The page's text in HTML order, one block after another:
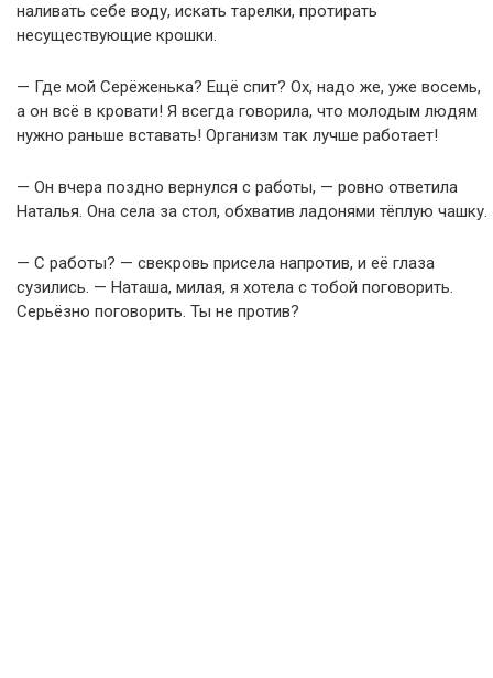
наливать себе воду, искать тарелки, протирать
несуществующие крошки.
— Где мой Серёженька? Ещё спит? Ох, надо же, уже восемь,
а он всё в кровати! Я всегда говорила, что молодым людям
нужно раньше вставать! Организм так лучше работает!
— Он вчера поздно вернулся с работы, — ровно ответила
Наталья. Она села за стол, обхватив ладонями тёплую чашку.
— С работы? — свекровь присела напротив, и её глаза
сузились. — Наташа, милая, я хотела с тобой поговорить.
Серьёзно поговорить. Ты не против?